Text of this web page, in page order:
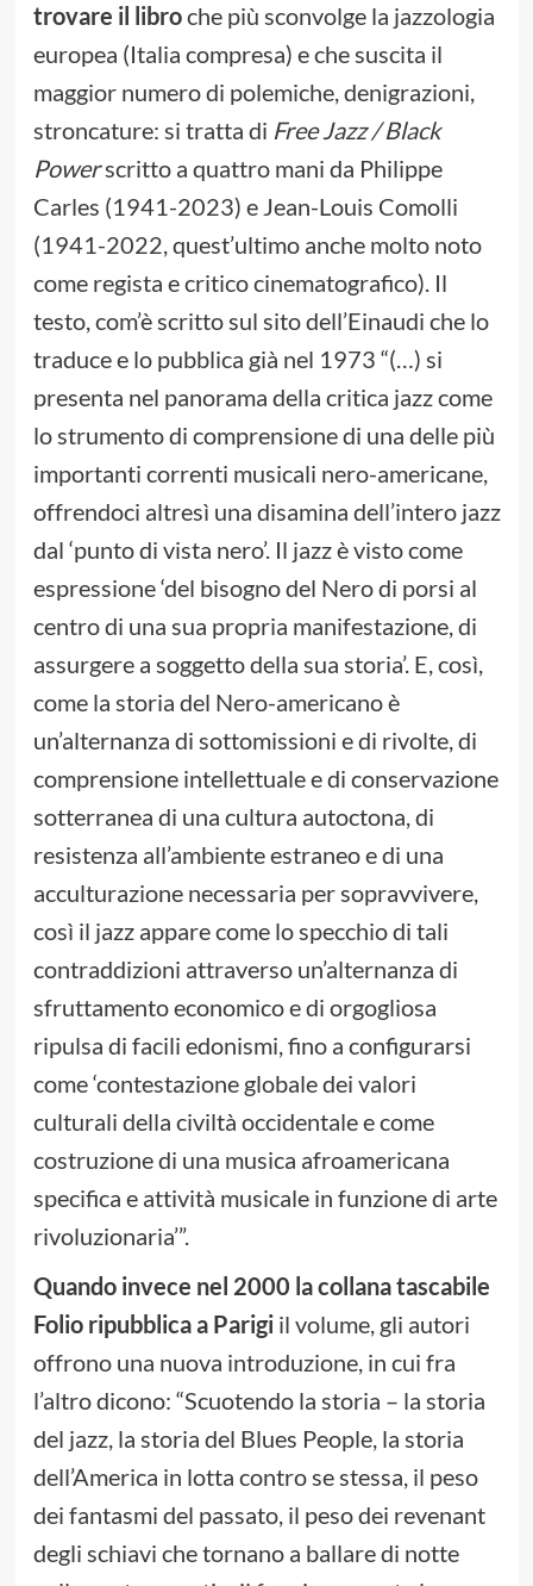
trovare il libroche più sconvolge la jazzologia
europea (Italia compresa) e che suscita il
maggior numero di polemiche, denigrazioni,
stroncature: si tratta di Free Jazz / Black
Powerscritto a quattro mani da Philippe
Carles (1941-2023) e Jean-Louis Comolli
(1941-2022, quest’ultimo anche molto noto
come regista e critico cinematografico). Il
testo, com’è scritto sul sito dell’Einaudi che lo
traduce e lo pubblica già nel 1973 “(…) si
presenta nel panorama della critica jazz come
lo strumento di comprensione di una delle più
importanti correnti musicali nero-americane,
offrendoci altresì una disamina dell’intero jazz
dal ‘punto di vista nero’. Il jazz è visto come
espressione ‘del bisogno del Nero di porsi al
centro di una sua propria manifestazione, di
assurgere a soggetto della sua storia’. E, così,
come la storia del Nero-americano è
un’alternanza di sottomissioni e di rivolte, di
comprensione intellettuale e di conservazione
sotterranea di una cultura autoctona, di
resistenza all’ambiente estraneo e di una
acculturazione necessaria per sopravvivere,
così il jazz appare come lo specchio di tali
contraddizioni attraverso un’alternanza di
sfruttamento economico e di orgogliosa
ripulsa di facili edonismi, fino a configurarsi
come ‘contestazione globale dei valori
culturali della civiltà occidentale e come
costruzione di una musica afroamericana
specifica e attività musicale in funzione di arte
rivoluzionaria’”.
Quando invece nel 2000 la collana tascabile
Folio ripubblica a Parigiil volume, gli autori
offrono una nuova introduzione, in cui fra
l’altro dicono: “Scuotendo la storia – la storia
del jazz, la storia del Blues People, la storia
dell’America in lotta contro se stessa, il peso
dei fantasmi del passato, il peso dei revenant
degli schiavi che tornano a ballare di notte